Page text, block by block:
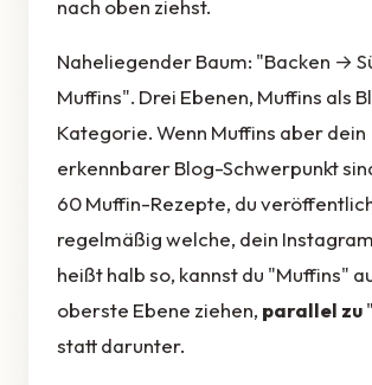
nach oben ziehst.
Naheliegender Baum: "Backen →
Muffins". Drei Ebenen, Muffins als
Kategorie. Wenn Muffins aber dein
erkennbarer Blog-Schwerpunkt
60 Muffin-Rezepte, du
regelmäßig welche, dein
heißt halb so, kannst du "Muffins"
oberste Ebene ziehen, parallel zu
statt darunter.